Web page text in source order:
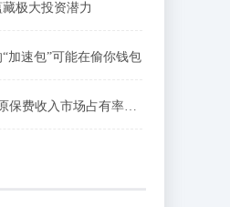
极大投资潜力
加速包”可能在偷你钱包
今年前4月在华外资险企原保费收入市场占有率上升